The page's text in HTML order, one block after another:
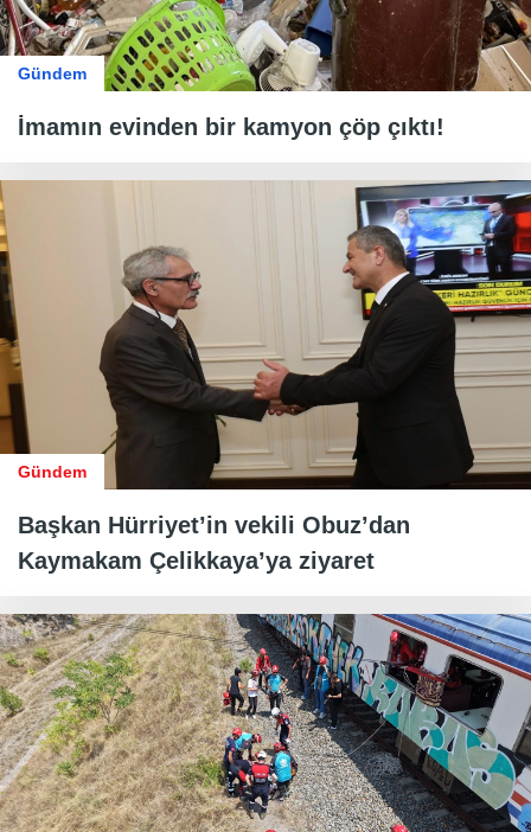
Gündem
İmamın evinden bir kamyon çöp çıktı!
Gündem
Başkan Hürriyet’in vekili Obuz’dan
Kaymakam Çelikkaya’ya ziyaret